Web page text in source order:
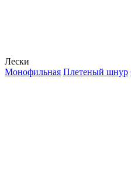
Лески
Монофильная Плетеный шнур